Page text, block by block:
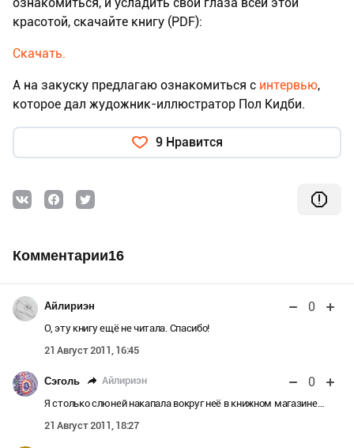
красотой, скачайте книгу (PDF):
Скачать.
А на закуску предлагаю ознакомиться с интервью,
которое дал жудожник-иллюстратор Пол Кидби.
9 Нравится
Комментарии16
Айлириэн 0
О, эту книгу ещё не читала. Спасибо!
21 Август 2011, 16:45
Сэголь Айлириэн 0
Я столько слюней накапала вокруг неё в книжном магазине…
21 Август 2011, 18:27